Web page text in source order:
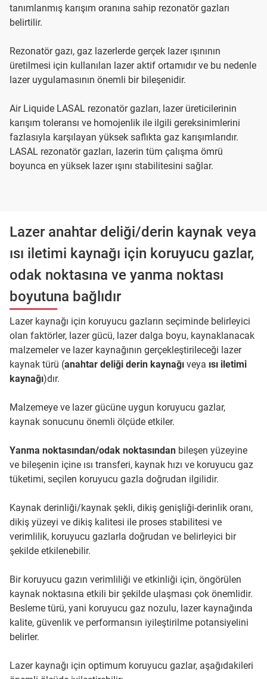
tanımlanmış karışım oranına sahip rezonatör gazları
belirtilir.
Rezonatör gazı, gaz lazerlerde gerçek lazer ışınının
üretilmesi için kullanılan lazer aktif ortamıdır ve bu nedenle
lazer uygulamasının önemli bir bileşenidir.
Air Liquide LASAL rezonatör gazları, lazer üreticilerinin
karışım toleransı ve homojenlik ile ilgili gereksinimlerini
fazlasıyla karşılayan yüksek saflıkta gaz karışımlarıdır.
LASAL rezonatör gazları, lazerin tüm çalışma ömrü
boyunca en yüksek lazer ışını stabilitesini sağlar.
Lazer anahtar deliği/derin kaynak veya
ısı iletimi kaynağı için koruyucu gazlar,
odak noktasına ve yanma noktası
boyutuna bağlıdır
Lazer kaynağı için koruyucu gazların seçiminde belirleyici
olan faktörler, lazer gücü, lazer dalga boyu, kaynaklanacak
malzemeler ve lazer kaynağının gerçekleştirileceği lazer
kaynak türü (anahtar deliği derin kaynağı veya ısı iletimi
kaynağı)dır.
Malzemeye ve lazer gücüne uygun koruyucu gazlar,
kaynak sonucunu önemli ölçüde etkiler.
Yanma noktasından/odak noktasından bileşen yüzeyine
ve bileşenin içine ısı transferi, kaynak hızı ve koruyucu gaz
tüketimi, seçilen koruyucu gazla doğrudan ilgilidir.
Kaynak derinliği/kaynak şekli, dikiş genişliği-derinlik oranı,
dikiş yüzeyi ve dikiş kalitesi ile proses stabilitesi ve
verimlilik, koruyucu gazlarla doğrudan ve belirleyici bir
şekilde etkilenebilir.
Bir koruyucu gazın verimliliği ve etkinliği için, öngörülen
kaynak noktasına etkili bir şekilde ulaşması çok önemlidir.
Besleme türü, yani koruyucu gaz nozulu, lazer kaynağında
kalite, güvenlik ve performansın iyileştirilme potansiyelini
belirler.
Lazer kaynağı için optimum koruyucu gazlar, aşağıdakileri